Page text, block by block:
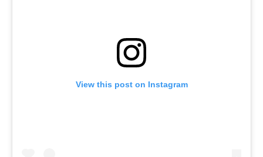
View this post on Instagram